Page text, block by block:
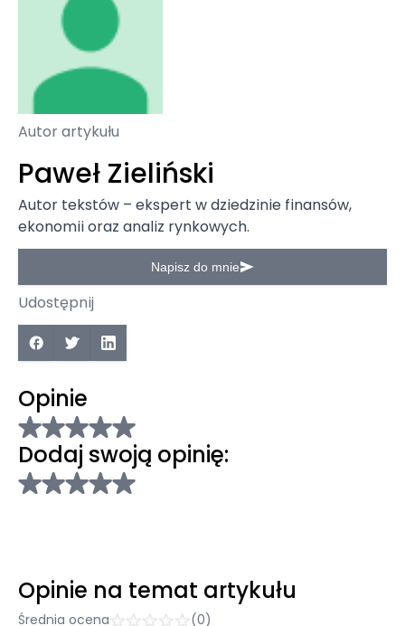
Autor artykułu
Paweł Zieliński
Autor tekstów – ekspert w dziedzinie finansów,
ekonomii oraz analiz rynkowych.
Napisz do mnie
Udostępnij
Opinie
Dodaj swoją opinię:
Opinie na temat artykułu
Średnia ocena (0)